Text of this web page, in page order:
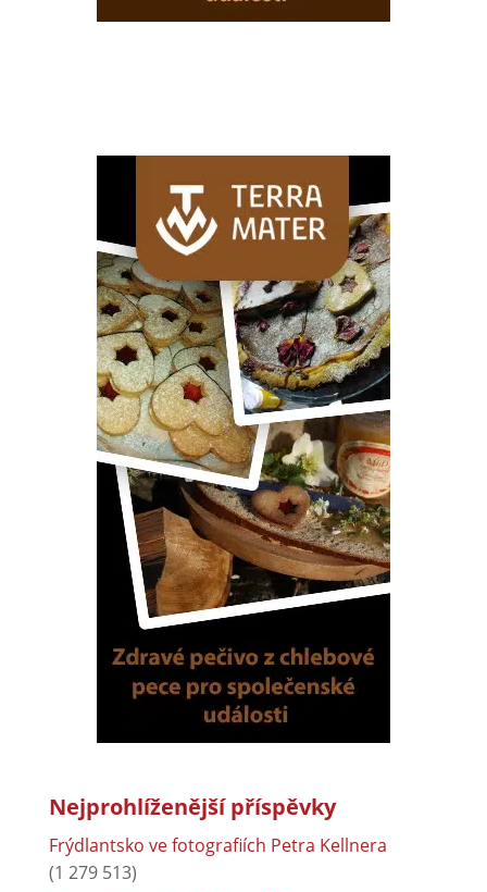
Nejprohlíženější příspěvky
Frýdlantsko ve fotografiích Petra Kellnera
(1 279 513)